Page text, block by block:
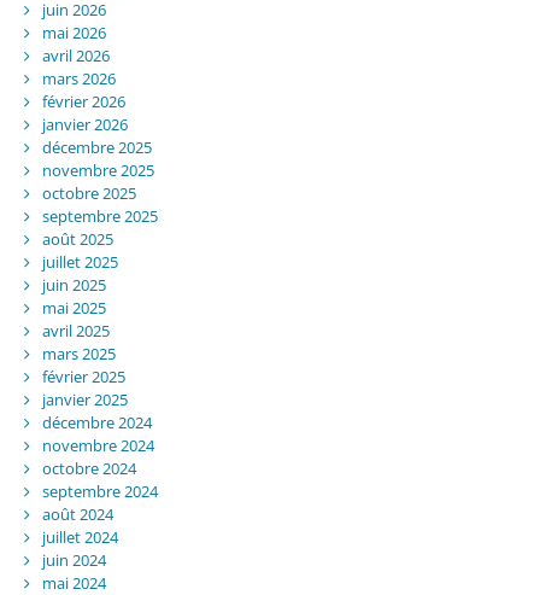
juin 2026
mai 2026
avril 2026
mars 2026
février 2026
janvier 2026
décembre 2025
novembre 2025
octobre 2025
septembre 2025
août 2025
juillet 2025
juin 2025
mai 2025
avril 2025
mars 2025
février 2025
janvier 2025
décembre 2024
novembre 2024
octobre 2024
septembre 2024
août 2024
juillet 2024
juin 2024
mai 2024